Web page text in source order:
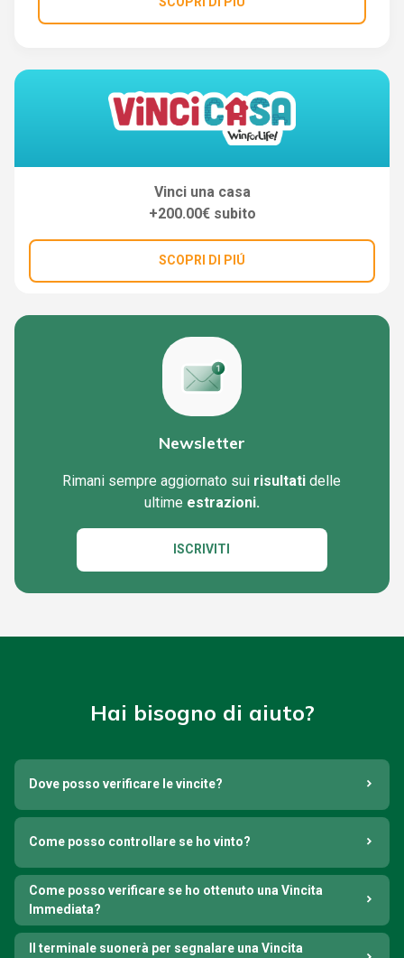
Vinci una casa
+200.00€ subito
SCOPRI DI PIÚ
Newsletter
Rimani sempre aggiornato sui risultati delle
ultime estrazioni.
ISCRIVITI
Hai bisogno di aiuto?
Dove posso verificare le vincite?
Come posso controllare se ho vinto?
Come posso verificare se ho ottenuto una Vincita
Immediata?
Il terminale suonerà per segnalare una Vincita